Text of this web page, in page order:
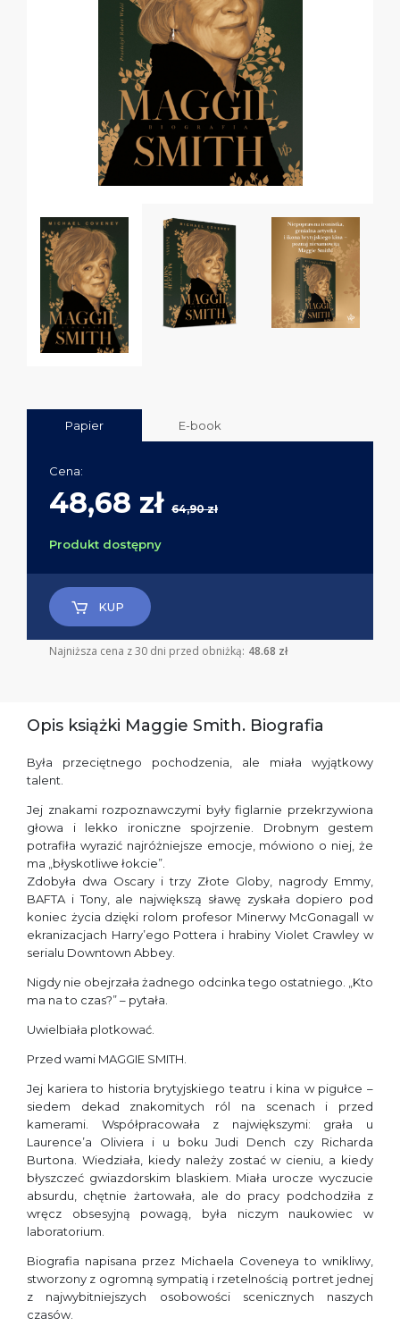
Papier E-book
Cena:
48,68 zł 64,90 zł
Produkt dostępny
KUP
Najniższa cena z 30 dni przed obniżką: 48.68 zł
Opis książki Maggie Smith. Biografia
Była przeciętnego pochodzenia, ale miała wyjątkowy
talent.
Jej znakami rozpoznawczymi były figlarnie przekrzywiona
głowa i lekko ironiczne spojrzenie. Drobnym gestem
potrafiła wyrazić najróżniejsze emocje, mówiono o niej, że
ma „błyskotliwe łokcie”.
Zdobyła dwa Oscary i trzy Złote Globy, nagrody Emmy,
BAFTA i Tony, ale największą sławę zyskała dopiero pod
koniec życia dzięki rolom profesor Minerwy McGonagall w
ekranizacjach Harry’ego Pottera i hrabiny Violet Crawley w
serialu Downtown Abbey.
Nigdy nie obejrzała żadnego odcinka tego ostatniego. „Kto
ma na to czas?” – pytała.
Uwielbiała plotkować.
Przed wami MAGGIE SMITH.
Jej kariera to historia brytyjskiego teatru i kina w pigułce –
siedem dekad znakomitych ról na scenach i przed
kamerami. Współpracowała z największymi: grała u
Laurence’a Oliviera i u boku Judi Dench czy Richarda
Burtona. Wiedziała, kiedy należy zostać w cieniu, a kiedy
błyszczeć gwiazdorskim blaskiem. Miała urocze wyczucie
absurdu, chętnie żartowała, ale do pracy podchodziła z
wręcz obsesyjną powagą, była niczym naukowiec w
laboratorium.
Biografia napisana przez Michaela Coveneya to wnikliwy,
stworzony z ogromną sympatią i rzetelnością portret jednej
z najwybitniejszych osobowości scenicznych naszych
czasów.